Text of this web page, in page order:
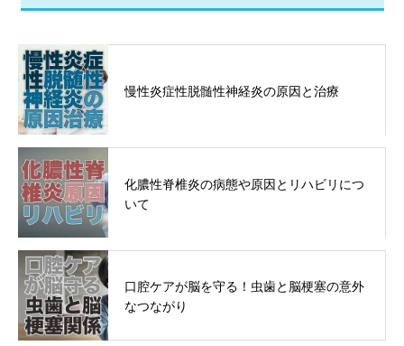
慢性炎症性脱髄性神経炎の原因と治療
化膿性脊椎炎の病態や原因とリハビリにつ
いて
口腔ケアが脳を守る！虫歯と脳梗塞の意外
なつながり